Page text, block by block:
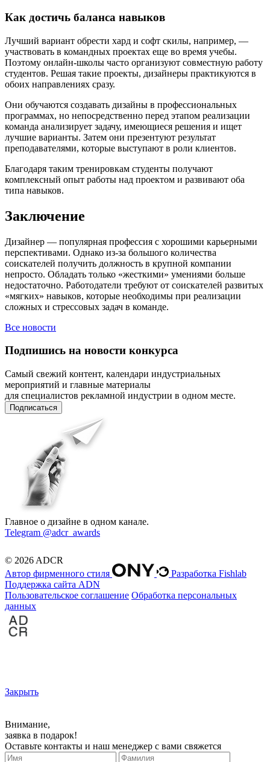
Как достичь баланса навыков
Лучший вариант обрести хард и софт скилы, например, —
участвовать в командных проектах еще во время учебы.
Поэтому онлайн-школы часто организуют совместную работу
студентов. Решая такие проекты, дизайнеры практикуются в
обоих направлениях сразу.
Они обучаются создавать дизайны в профессиональных
программах, но непосредственно перед этапом реализации
команда анализирует задачу, имеющиеся решения и ищет
лучшие варианты. Затем они презентуют результат
преподавателями, которые выступают в роли клиентов.
Благодаря таким тренировкам студенты получают
комплексный опыт работы над проектом и развивают оба
типа навыков.
Заключение
Дизайнер — популярная профессия с хорошими карьерными
перспективами. Однако из-за большого количества
соискателей получить должность в крупной компании
непросто. Обладать только «жесткими» умениями больше
недостаточно. Работодатели требуют от соискателей развитых
«мягких» навыков, которые необходимы при реализации
сложных и стрессовых задач в команде.
Все новости
Подпишись на новости конкурса
Самый свежий контент, календари индустриальных
мероприятий и главные материалы
для специалистов рекламной индустрии в одном месте.
Подписаться
Главное о дизайне в одном канале.
Telegram @adcr_awards
© 2026 ADCR
Автор фирменного стиля
Разработка Fishlab
Поддержка сайта ADN
Пользовательское соглашение Обработка персональных
данных
Закрыть
Внимание,
заявка в подарок!
Оставьте контакты и наш менеджер с вами свяжется